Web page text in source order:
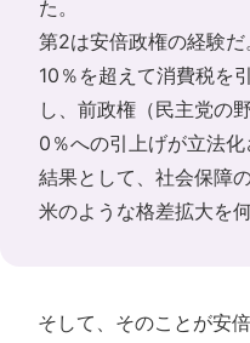
た。
第2は安倍政権の経験だ
10％を超えて消費税を
し、前政権（民主党の
0％への引上げが立法化
結果として、社会保障
米のような格差拡大を
そして、そのことが安